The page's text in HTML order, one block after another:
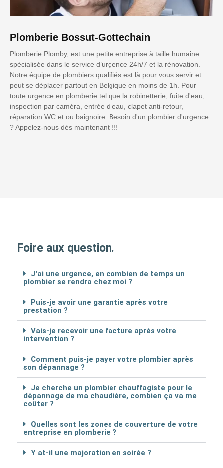
Plomberie Bossut-Gottechain
Plomberie Plomby, est une petite entreprise à taille humaine
spécialisée dans le service d’urgence 24h/7 et la rénovation.
Notre équipe de plombiers qualifiés est là pour vous servir et
peut se déplacer partout en Belgique en moins de 1h. Pour
toute urgence en plomberie tel que la robinetterie, fuite d'eau,
inspection par caméra, entrée d'eau, clapet anti-retour,
réparation WC et ou baignoire. Besoin d'un plombier d'urgence
? Appelez-nous dès maintenant !!!
Foire aux question.
J'ai une urgence, en combien de temps un
plombier se rendra chez moi ?
Puis-je avoir une garantie après votre
prestation ?
Vais-je recevoir une facture après votre
intervention ?
Comment puis-je payer votre plombier après
son dépannage ?
Je cherche un plombier chauffagiste pour le
dépannage de ma chaudière, combien ça va me
coûter ?
Quelles sont les zones de couverture de votre
entreprise en plomberie ?
Y at-il une majoration en soirée ?